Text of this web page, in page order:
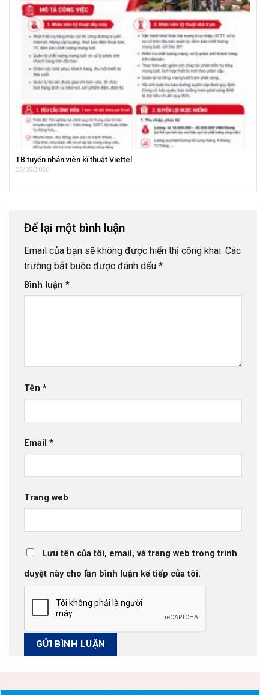
TB tuyển nhân viên kĩ thuật Viettel
22/05/2026
Để lại một bình luận
Email của bạn sẽ không được hiển thị công khai. Các
trường bắt buộc được đánh dấu *
Bình luận *
Tên *
Email *
Trang web
Lưu tên của tôi, email, và trang web trong trình
duyệt này cho lần bình luận kế tiếp của tôi.